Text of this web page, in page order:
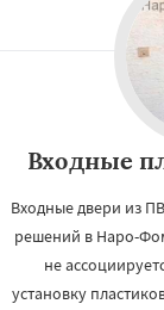
Входные
Входные двери из
решений в Наро-
не
установку